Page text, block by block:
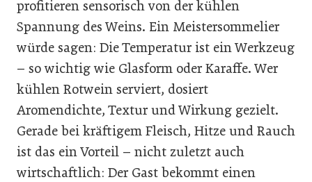
profitieren sensorisch von der kühlen
Spannung des Weins. Ein Meistersommelier
würde sagen: Die Temperatur ist ein Werkzeug
– so wichtig wie Glasform oder Karaffe. Wer
kühlen Rotwein serviert, dosiert
Aromendichte, Textur und Wirkung gezielt.
Gerade bei kräftigem Fleisch, Hitze und Rauch
ist das ein Vorteil – nicht zuletzt auch
wirtschaftlich: Der Gast bekommt einen